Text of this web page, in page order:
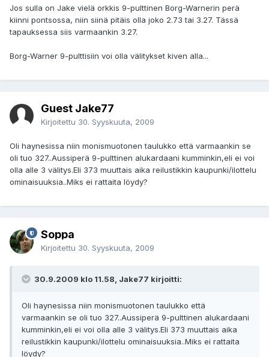
Jos sulla on Jake vielä orkkis 9-pulttinen Borg-Warnerin perä
kiinni pontsossa, niin siinä pitäis olla joko 2.73 tai 3.27. Tässä
tapauksessa siis varmaankin 3.27.
Borg-Warner 9-pulttisiin voi olla välitykset kiven alla...
Guest Jake77
Kirjoitettu 30. Syyskuuta, 2009
Oli haynesissa niin monismuotonen taulukko että varmaankin se
oli tuo 327..Aussiperä 9-pulttinen alukardaani kumminkin,eli ei voi
olla alle 3 välitys.Eli 373 muuttais aika reilustikkin kaupunki/ilottelu
ominaisuuksia..Miks ei rattaita löydy?
Soppa
Kirjoitettu 30. Syyskuuta, 2009
30.9.2009 klo 11.58, Jake77 kirjoitti:
Oli haynesissa niin monismuotonen taulukko että
varmaankin se oli tuo 327..Aussiperä 9-pulttinen alukardaani
kumminkin,eli ei voi olla alle 3 välitys.Eli 373 muuttais aika
reilustikkin kaupunki/ilottelu ominaisuuksia..Miks ei rattaita
löydy?